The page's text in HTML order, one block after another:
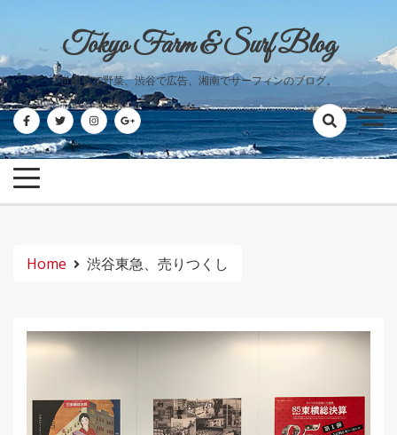
content
Tokyo Farm & Surf Blog
世田谷で野菜、渋谷で広告、湘南でサーフィンのブログ。
Home 渋谷東急、売りつくし